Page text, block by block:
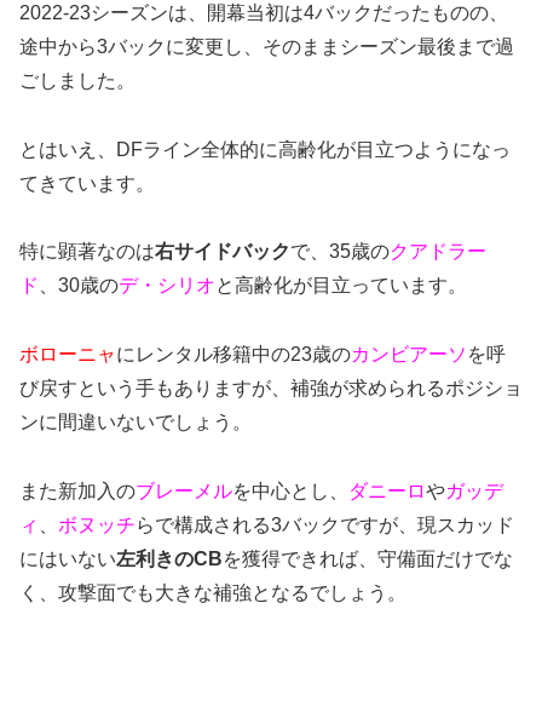
2022-23シーズンは、開幕当初は4バックだったものの、
途中から3バックに変更し、そのままシーズン最後まで過
ごしました。
とはいえ、DFライン全体的に高齢化が目立つようになっ
てきています。
特に顕著なのは右サイドバックで、35歳のクアドラー
ド
、30歳のデ・シリオと高齢化が目立っています。
ボローニャにレンタル移籍中の23歳のカンビアーソ を呼
び戻すという手もありますが、補強が求められるポジショ
ンに間違いないでしょう。
また新加入のブレーメルを中心とし、 ダニーロやガッデ
ィ
ボヌッチらで構成される3バックですが、現スカッド
にはいない左利きのCBを獲得できれば、守備面だけでな
く、攻撃面でも大きな補強となるでしょう。